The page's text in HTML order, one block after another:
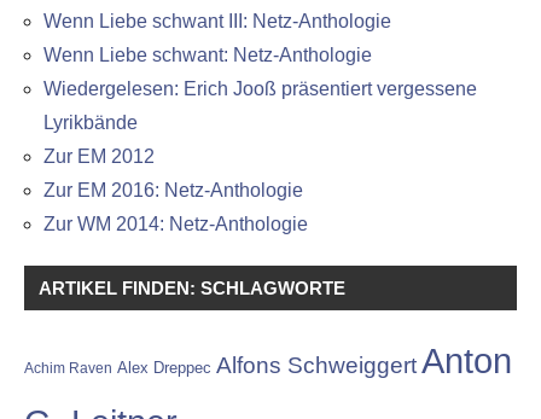
Wenn Liebe schwant III: Netz-Anthologie
Wenn Liebe schwant: Netz-Anthologie
Wiedergelesen: Erich Jooß präsentiert vergessene
Lyrikbände
Zur EM 2012
Zur EM 2016: Netz-Anthologie
Zur WM 2014: Netz-Anthologie
ARTIKEL FINDEN: SCHLAGWORTE
Achim Raven Alex Dreppec Alfons SchweiggertAnton